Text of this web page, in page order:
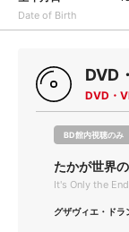
Date of Birth
DVD
DVD・
BD館内視聴のみ
たかが世界
It's Only the
グザヴィエ・ドラ